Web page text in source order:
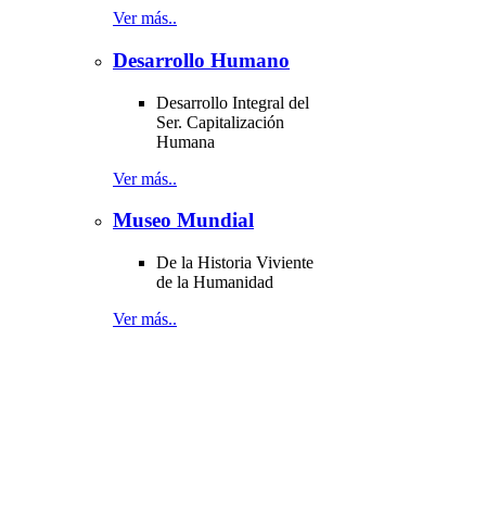
Ver más..
Desarrollo Humano
Desarrollo Integral del
Ser. Capitalización
Humana
Ver más..
Museo Mundial
De la Historia Viviente
de la Humanidad
Ver más..